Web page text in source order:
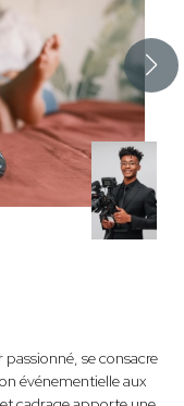
se consacre
événementielle aux